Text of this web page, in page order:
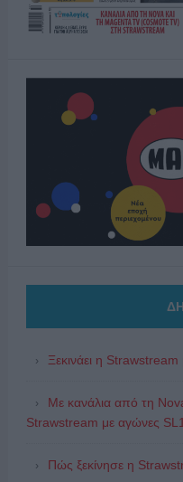
Ξεκινάει η
Με κανάλια από τη
Strawstream με αγώνες
Πώς ξεκίνησε η